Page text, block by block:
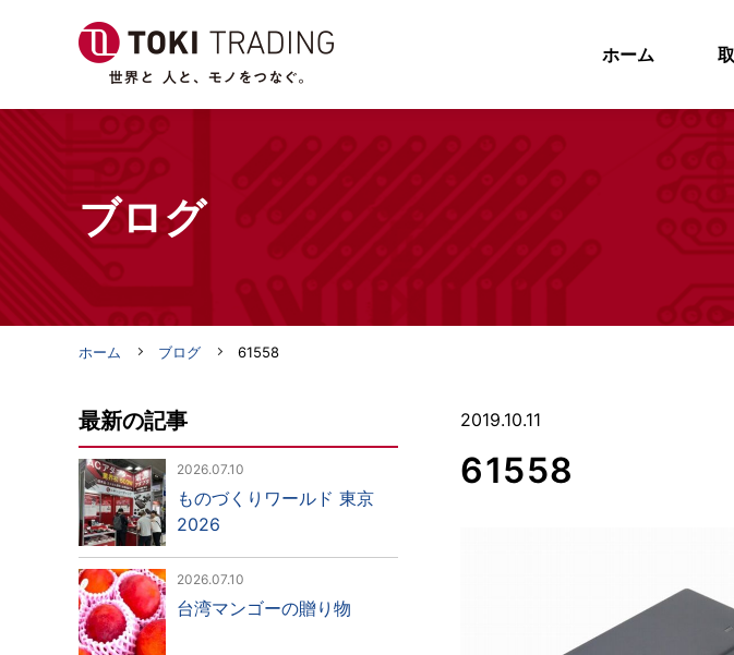
ホーム
ブログ
ホーム ブログ 61558
2019.10.11
61558
最新の記事
2026.07.10
ものづくりワールド 東京
2026
2026.07.10
台湾マンゴーの贈り物